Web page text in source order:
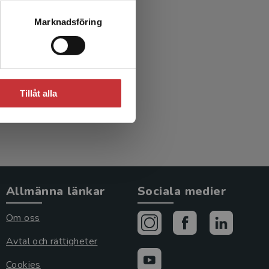
Marknadsföring
Tillåt alla
och
Allmänna länkar
Om oss
Avtal och rättigheter
Cookies
Sociala medier